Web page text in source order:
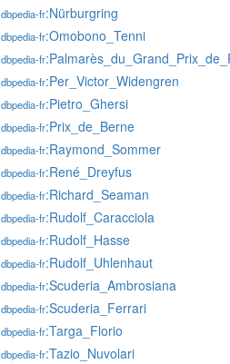
dbpedia-fr:Nürburgring
dbpedia-fr:Omobono_Tenni
dbpedia-fr
dbpedia-fr:Per_Victor_Widengren
dbpedia-fr:Pietro_Ghersi
dbpedia-fr:Prix_de_Berne
dbpedia-fr:Raymond_Sommer
dbpedia-fr:René_Dreyfus
dbpedia-fr:Richard_Seaman
dbpedia-fr:Rudolf_Caracciola
dbpedia-fr:Rudolf_Hasse
dbpedia-fr:Rudolf_Uhlenhaut
dbpedia-fr:Scuderia_Ambrosiana
dbpedia-fr:Scuderia_Ferrari
dbpedia-fr:Targa_Florio
dbpedia-fr:Tazio_Nuvolari